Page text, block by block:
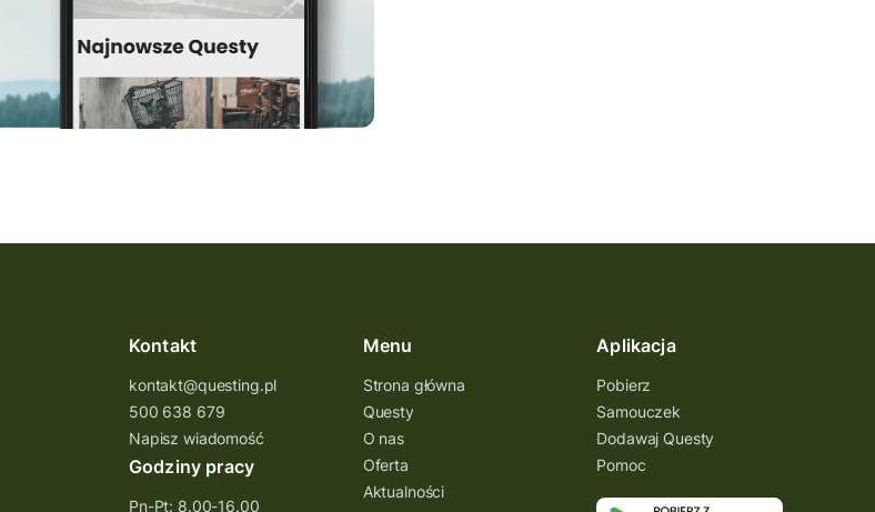
Kontakt
kontakt@questing.pl
500 638 679
Napisz wiadomość
Godziny pracy
Pn-Pt: 8.00-16.00
Menu
Strona główna
Questy
O nas
Oferta
Aktualności
Aplikacja
Pobierz
Samouczek
Dodawaj Questy
Pomoc